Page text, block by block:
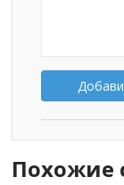
Похожие